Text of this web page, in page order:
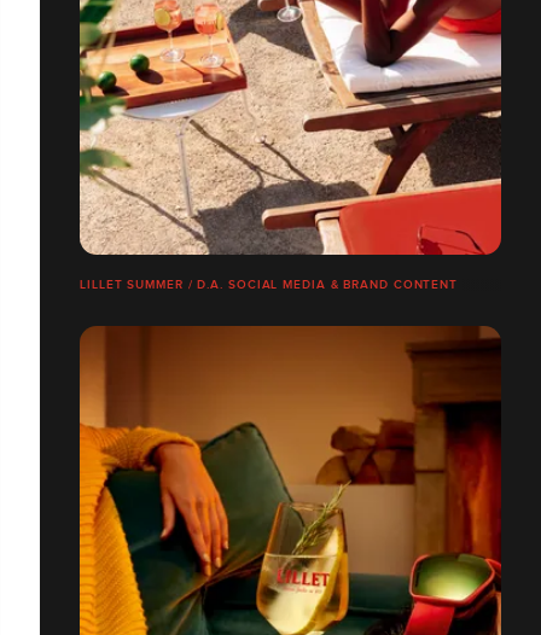
LILLET SUMMER / D.A. SOCIAL MEDIA & BRAND CONTENT